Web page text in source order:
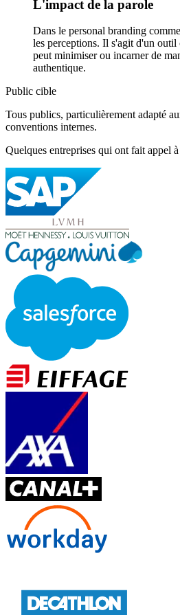
L'impact de la parole
Dans le personal branding
les perceptions. Il s'agit d'un outil
peut minimiser ou incarner de
authentique.
Public cible
Tous publics, particulièrement adapté
conventions internes.
Quelques entreprises qui ont fait appel